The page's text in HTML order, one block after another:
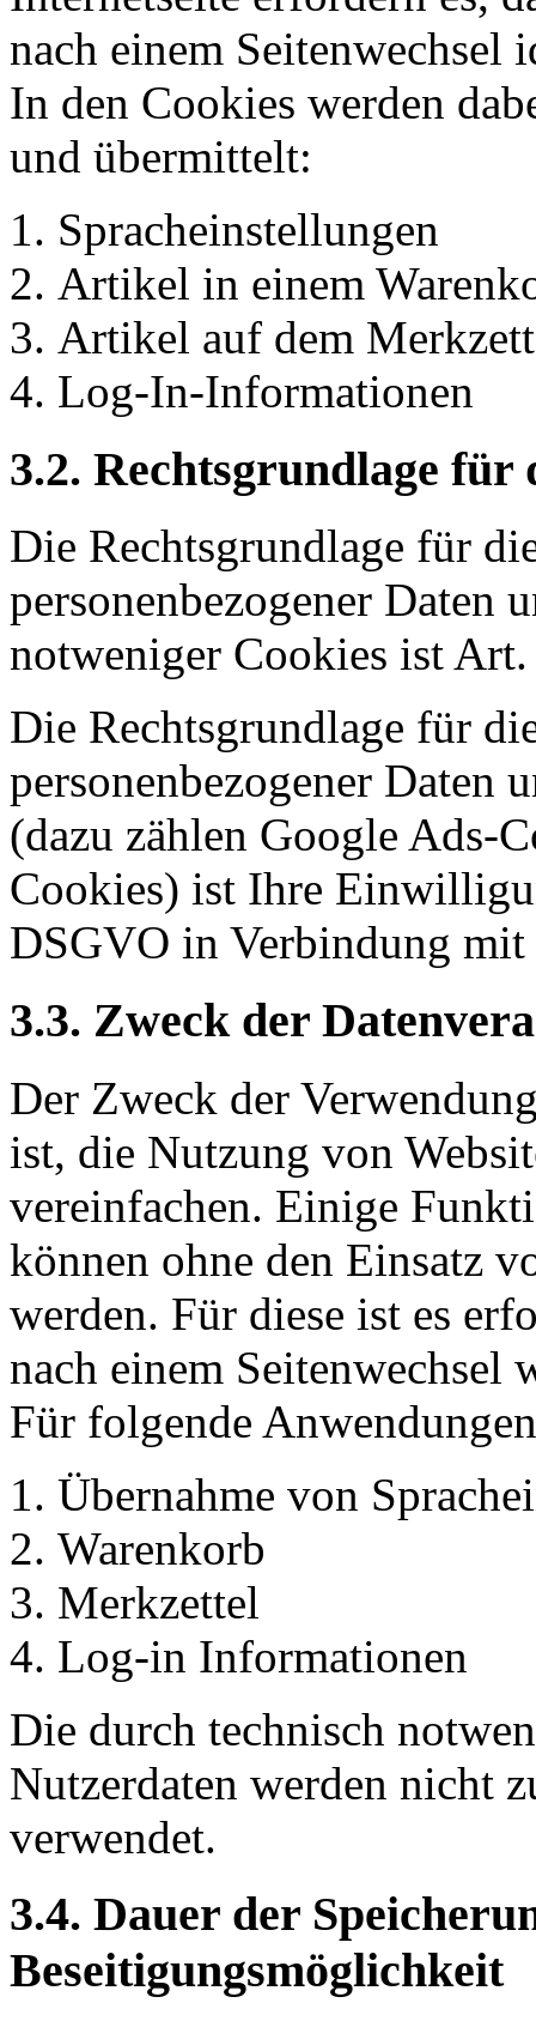
nach einem
In den Cookies werden
und übermittelt:
Spracheinstellungen
Artikel in einem
Artikel auf dem
Log-In-Informationen
3.2. Rechtsgrundlage
Die Rechtsgrundlage für
personenbezogener Daten
notweniger Cookies ist
Die Rechtsgrundlage für
personenbezogener Daten
(dazu zählen Google Ads-
Cookies) ist Ihre
DSGVO in Verbindung
3.3. Zweck der
Der Zweck der
ist, die Nutzung von
vereinfachen. Einige
können ohne den Einsatz
werden. Für diese ist es
nach einem Seitenwechsel
Für folgende
Übernahme von
Warenkorb
Merkzettel
Log-in Informationen
Die durch technisch
Nutzerdaten werden nicht
verwendet.
3.4. Dauer der
Beseitigungsmöglichkeit